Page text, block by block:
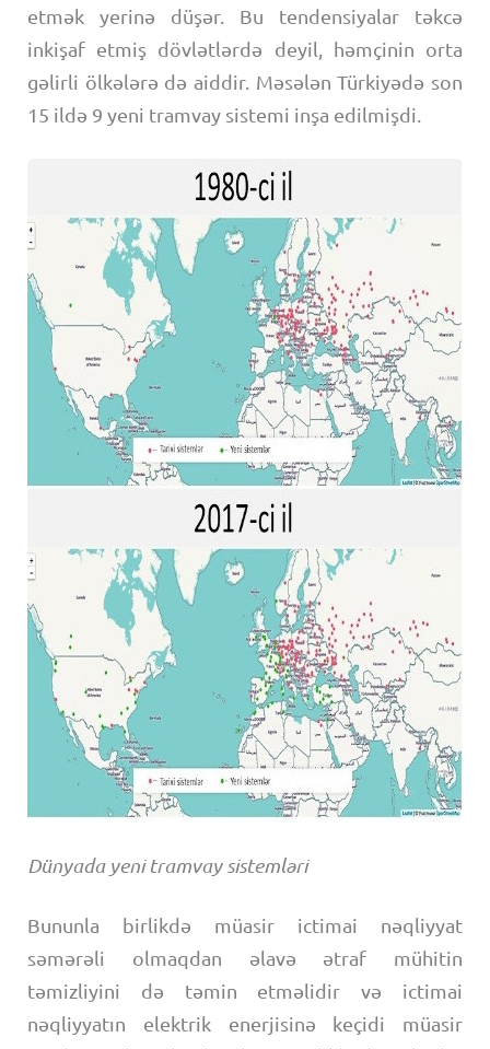
etmək yerinə düşər. Bu tendensiyalar təkcə
inkişaf etmiş dövlətlərdə deyil, həmçinin orta
gəlirli ölkələrə də aiddir. Məsələn Türkiyədə son
15 ildə 9 yeni tramvay sistemi inşa edilmişdi.
Dünyada yeni tramvay sistemləri
Bununla birlikdə müasir ictimai nəqliyyat
səmərəli olmaqdan əlavə ətraf mühitin
təmizliyini də təmin etməlidir və ictimai
nəqliyyatın elektrik enerjisinə keçidi müasir